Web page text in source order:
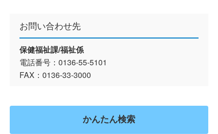
お問い合わせ先
保健福祉課/福祉係
電話番号：0136-55-5101
FAX：0136-33-3000
かんたん検索